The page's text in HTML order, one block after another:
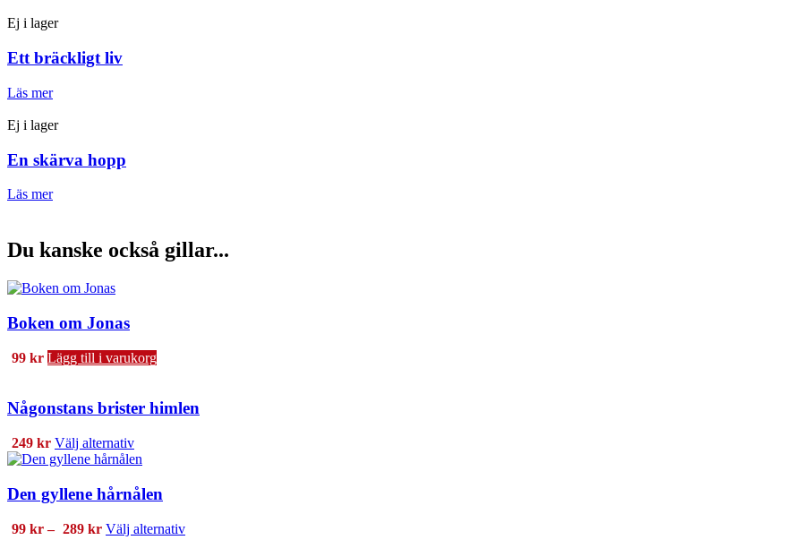
Ej i lager
Ett bräckligt liv
Läs mer
Ej i lager
En skärva hopp
Läs mer
Du kanske också gillar...
Boken om Jonas
99 kr Lägg till i varukorg
Någonstans brister himlen
249 kr Välj alternativDen
här
har
flera
varianter.
De
Den gyllene hårnålen
99 kr – 289 krPrisintervall:
Välj alternativDen